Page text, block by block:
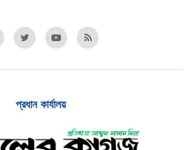
প্রধান কার্যালয়